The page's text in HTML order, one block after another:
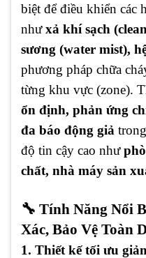
biệt để điều khiển các
nhưxả khí sạch
sương (water mist),
phương pháp chữa
từng khu vực (zone).
ổn định, phản ứng
đa báo động giả
độ tin cậy cao như
chất, nhà máy sản
🔧 Tính Năng Nổi
Xác, Bảo Vệ Toàn
1. Thiết kế tối ưu